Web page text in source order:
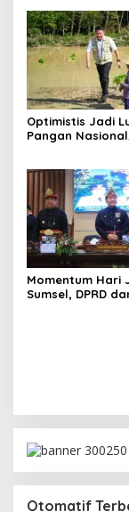
Optimistis Jadi
Pangan
Juta Ton
Momentum Hari
Sumsel, DPRD
Otomatif